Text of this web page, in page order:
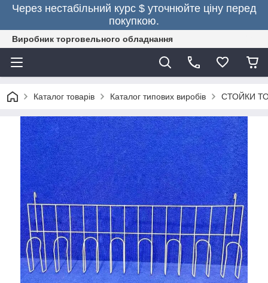
Через нестабільний курс $ уточнюйте ціну перед
покупкою.
Виробник торговельного обладнання
Каталог товарів Каталог типових виробів СТОЙКИ